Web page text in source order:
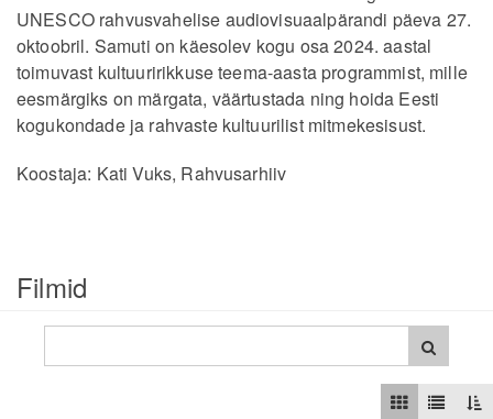
UNESCO rahvusvahelise audiovisuaalpärandi päeva 27.
oktoobril. Samuti on käesolev kogu osa 2024. aastal
toimuvast kultuuririkkuse teema-aasta programmist, mille
eesmärgiks on märgata, väärtustada ning hoida Eesti
kogukondade ja rahvaste kultuurilist mitmekesisust.
Koostaja: Kati Vuks, Rahvusarhiiv
Filmid